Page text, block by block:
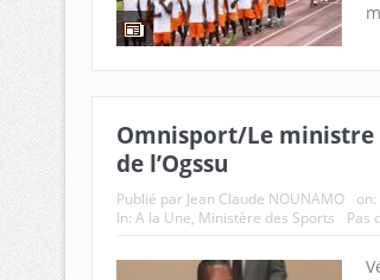
Omnisport/Le ministre
de l’Ogssu
Publié par Jean Claude NOUNAMO on:
In: A la Une, Ministère des Sports Pas